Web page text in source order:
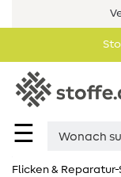
☰
Flicken &